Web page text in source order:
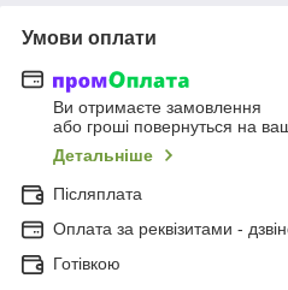
Умови оплати
Ви отримаєте замовлення
або гроші повернуться на
Детальніше
Післяплата
Оплата за реквізитами -
Готівкою